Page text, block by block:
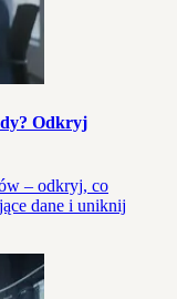
Odkryj
– odkryj, co
dane i uniknij